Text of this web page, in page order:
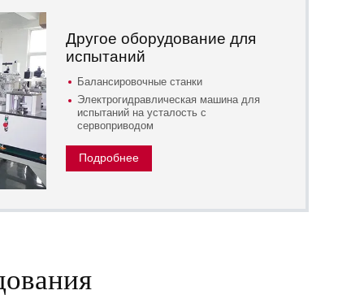
Другое оборудование для
испытаний
Балансировочные станки
Электрогидравлическая машина для
испытаний на усталость с
сервоприводом
Подробнее